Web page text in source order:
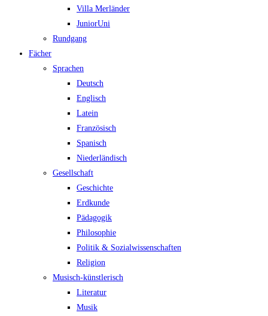
Villa Merländer
JuniorUni
Rundgang
Fächer
Sprachen
Deutsch
Englisch
Latein
Französisch
Spanisch
Niederländisch
Gesellschaft
Geschichte
Erdkunde
Pädagogik
Philosophie
Politik & Sozialwissenschaften
Religion
Musisch-künstlerisch
Literatur
Musik